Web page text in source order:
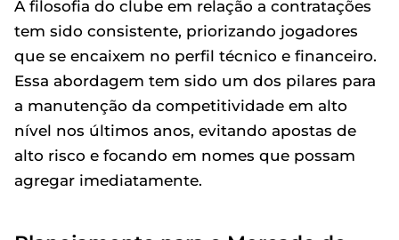
A filosofia do clube em relação a contratações
tem sido consistente, priorizando jogadores
que se encaixem no perfil técnico e financeiro.
Essa abordagem tem sido um dos pilares para
a manutenção da competitividade em alto
nível nos últimos anos, evitando apostas de
alto risco e focando em nomes que possam
agregar imediatamente.